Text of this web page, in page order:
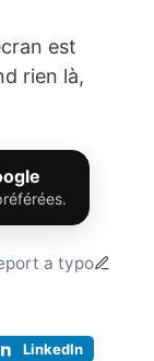
est
rien là,
a typo
LinkedIn